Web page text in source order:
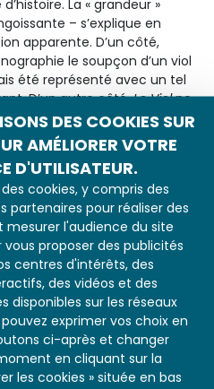
DES COOKIES SUR
AMÉLIORER VOTRE
D'UTILISATEUR.
cookies, y compris des
partenaires pour réaliser des
mesurer l'audience du site
vous proposer des publicités
centres d'intérêts, des
des vidéos et des
disponibles sur les réseaux
exprimer vos choix en
ci-après et changer
en cliquant sur la
les cookies » située en bas
La « grandeur »
– s’explique en
apparente. D’un côté,
le soupçon d’un viol
été représenté avec un tel
D’un autre côté,Le Violne
du crime qu’il
caractère saisissant. D’où,
Paul Lafond, proche de
que « les questions
« parfaitement froid »,
Duranty, non moins proche
à reconnaître en lui «
».
Zola (Émile) viol